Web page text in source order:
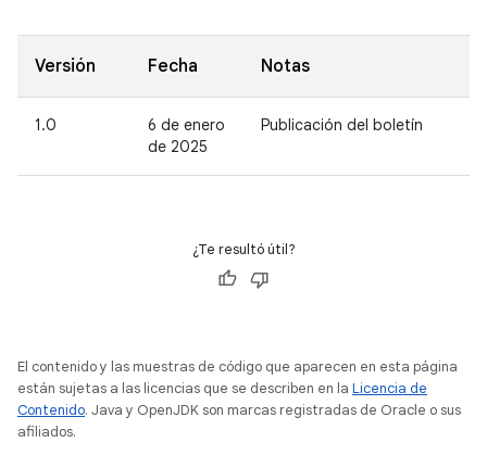
Versión Fecha Notas
1.0
6 de enero
de 2025
Publicación del boletín
¿Te resultó útil?
El contenido y las muestras de código que aparecen en esta página
están sujetas a las licencias que se describen en la Licencia de
Contenido. Java y OpenJDK son marcas registradas de Oracle o sus
afiliados.